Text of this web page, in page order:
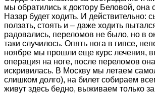
мы обратились к доктору Беловой, она
Назар будет ходить. И действительно:
ползать, стоять и – даже ходить
радовались, переломов не было, но в
таки случилось. Опять нога в гипсе,
ноябре мы прошли еще курс лечения,
операция на ноге, после переломов
искривилась. В Москву мы летаем
слишком долго), на билет собираем
живут здесь бедно, выживаем только за